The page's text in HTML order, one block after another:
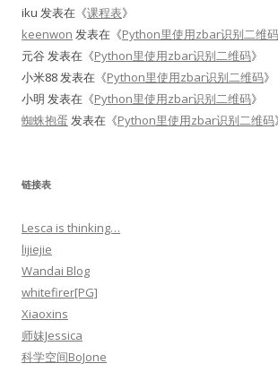
iku 发表在《课程表》
keenwon 发表在《Python里使用zbar识别二维码
元谷发表在《Python里使用zbar识别二维码》
小米88发表在《Python里使用zbar识别二维码》
小明 发表在《Python里使用zbar识别二维码》
蜘蛛抱蛋 发表在《Python里使用zbar识别二维码
链接表
Lesca is thinking…
lijiejie
Wandai Blog
whitefirer[PG]
Xiaoxins
师妹Jessica
科学空间BoJone